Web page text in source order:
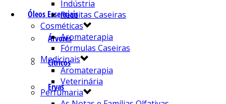
Óleos Essenciais
Árvores
Cítricos
Ervas
Indústria
Receitas Caseiras
Cosméticas
Aromaterapia
Fórmulas Caseiras
Medicinais
Aromaterapia
Veterinária
Perfumaria